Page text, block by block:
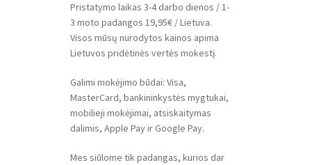
Pristatymo laikas 3-4 darbo dienos / 1-
3 moto padangos 19,95€ / Lietuva.
Visos mūsų nurodytos kainos apima
Lietuvos pridėtinės vertės mokestį.
Galimi mokėjimo būdai: Visa,
MasterCard, bankininkystės mygtukai,
mobilieji mokėjimai, atsiskaitymas
dalimis, Apple Pay ir Google Pay.
Mes siūlome tik padangas, kurios dar